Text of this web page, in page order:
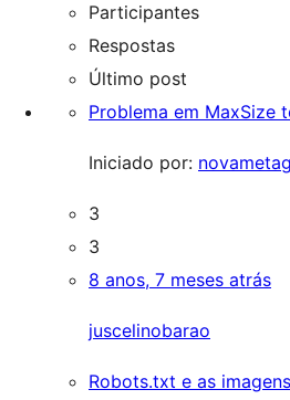
Participantes
Respostas
Último post
Problema em MaxSize
Iniciado por:
3
3
8 anos, 7 meses atrás
juscelinobarao
Robots.txt e as